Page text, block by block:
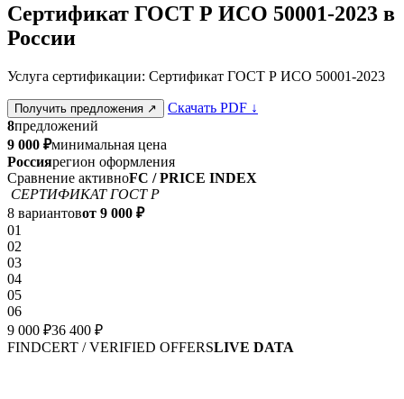
Сертификат ГОСТ Р ИСО 50001-2023 в
России
Услуга сертификации: Сертификат ГОСТ Р ИСО 50001-2023
Получить предложения ↗ Скачать PDF ↓
8предложений
9 000 ₽минимальная цена
Россиярегион оформления
Сравнение активноFC / PRICE INDEX
СЕРТИФИКАТ ГОСТ Р
8 вариантовот 9 000 ₽
01
02
03
04
05
06
9 000 ₽36 400 ₽
FINDCERT / VERIFIED OFFERSLIVE DATA